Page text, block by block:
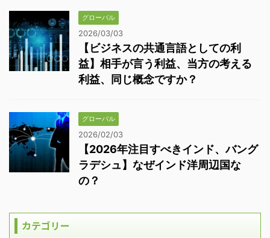
グローバル
2026/03/03
【ビジネスの共通言語としての利
益】相手が言う利益、当方の考える
利益、同じ概念ですか？
グローバル
2026/02/03
【2026年注目すべきインド、バング
ラデシュ】なぜインド洋周辺国な
の？
カテゴリー